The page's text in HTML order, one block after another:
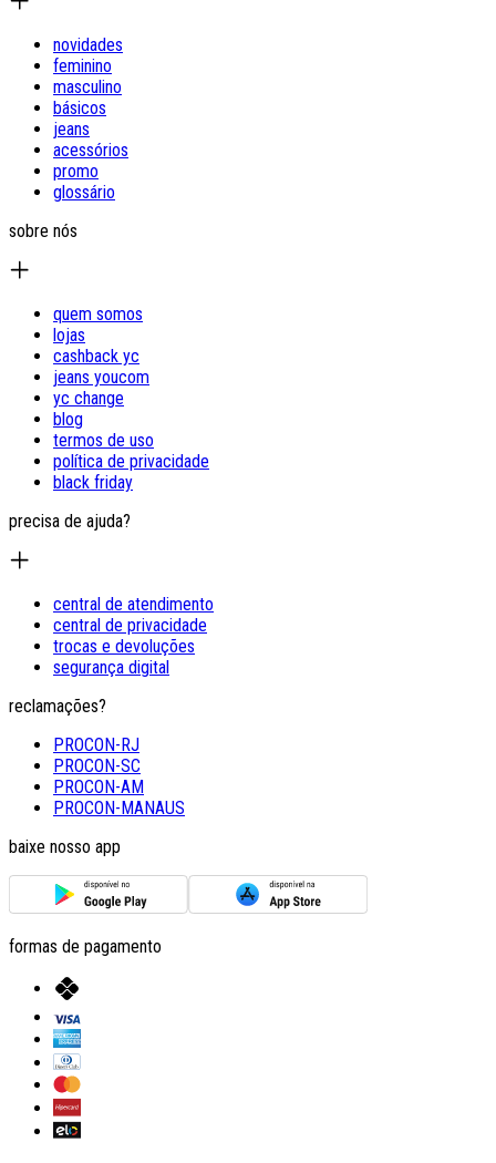
novidades
feminino
masculino
básicos
jeans
acessórios
promo
glossário
sobre nós
quem somos
lojas
cashback yc
jeans youcom
yc change
blog
termos de uso
política de privacidade
black friday
precisa de ajuda?
central de atendimento
central de privacidade
trocas e devoluções
segurança digital
reclamações?
PROCON-RJ
PROCON-SC
PROCON-AM
PROCON-MANAUS
baixe nosso app
formas de pagamento